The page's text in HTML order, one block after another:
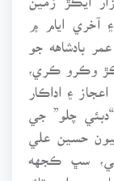
آخري ايام ۾
بادشاهه جو
۽ ان سان لڳ زمين 80 ايڪڙ وڪرو ڪري،
۽ اداڪار
چلو” جي
حسين علي
سڀ ڪجهه
جي راجپوتانه